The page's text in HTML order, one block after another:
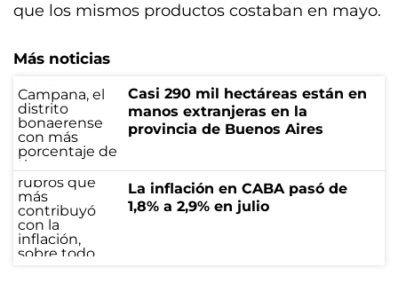
que los mismos productos costaban en mayo.
Más noticias
Casi 290 mil hectáreas están en
manos extranjeras en la
provincia de Buenos Aires
La inflación en CABA pasó de
1,8% a 2,9% en julio